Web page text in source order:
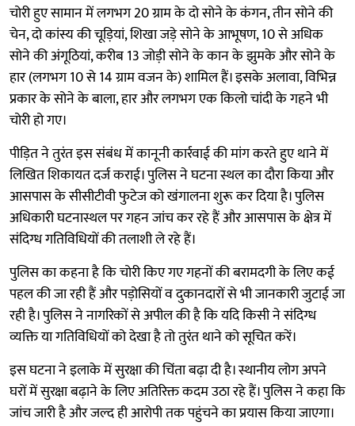
चोरी हुए सामान में लगभग 20 ग्राम के दो सोने के कंगन, तीन सोने की
चेन, दो कांस्य की चूड़ियां, शिखा जड़े सोने के आभूषण, 10 से अधिक
सोने की अंगूठियां, करीब 13 जोड़ी सोने के कान के झुमके और सोने के
हार (लगभग 10 से 14 ग्राम वजन के) शामिल हैं। इसके अलावा, विभिन्न
प्रकार के सोने के बाला, हार और लगभग एक किलो चांदी के गहने भी
चोरी हो गए।
पीड़ित ने तुरंत इस संबंध में कानूनी कार्रवाई की मांग करते हुए थाने में
लिखित शिकायत दर्ज कराई। पुलिस ने घटना स्थल का दौरा किया और
आसपास के सीसीटीवी फुटेज को खंगालना शुरू कर दिया है। पुलिस
अधिकारी घटनास्थल पर गहन जांच कर रहे हैं और आसपास के क्षेत्र में
संदिग्ध गतिविधियों की तलाशी ले रहे हैं।
पुलिस का कहना है कि चोरी किए गए गहनों की बरामदगी के लिए कई
पहल की जा रही हैं और पड़ोसियों व दुकानदारों से भी जानकारी जुटाई जा
रही है। पुलिस ने नागरिकों से अपील की है कि यदि किसी ने संदिग्ध
व्यक्ति या गतिविधियों को देखा है तो तुरंत थाने को सूचित करें।
इस घटना ने इलाके में सुरक्षा की चिंता बढ़ा दी है। स्थानीय लोग अपने
घरों में सुरक्षा बढ़ाने के लिए अतिरिक्त कदम उठा रहे हैं। पुलिस ने कहा कि
जांच जारी है और जल्द ही आरोपी तक पहुंचने का प्रयास किया जाएगा।